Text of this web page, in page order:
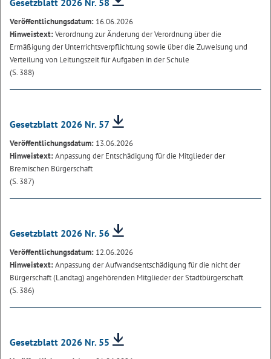
Gesetzblatt 2026 Nr. 58
Veröffentlichungsdatum: 16.06.2026
Hinweistext:Verordnung zur Änderung der Verordnung über die
Ermäßigung der Unterrichtsverpflichtung sowie über die Zuweisung und
Verteilung von Leitungszeit für Aufgaben in der Schule
(S. 388)
Gesetzblatt 2026 Nr. 57
Veröffentlichungsdatum: 13.06.2026
Hinweistext:Anpassung der Entschädigung für die Mitglieder der
Bremischen Bürgerschaft
(S. 387)
Gesetzblatt 2026 Nr. 56
Veröffentlichungsdatum: 12.06.2026
Hinweistext:Anpassung der Aufwandsentschädigung für die nicht der
Bürgerschaft (Landtag) angehörenden Mitglieder der Stadtbürgerschaft
(S. 386)
Gesetzblatt 2026 Nr. 55